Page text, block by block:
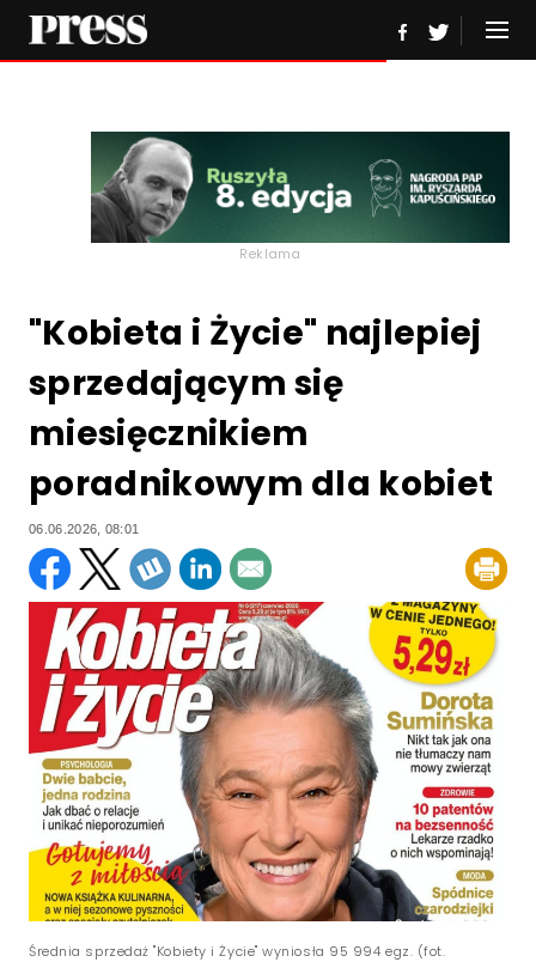
Reklama
"Kobieta i Życie" najlepiej
sprzedającym się
miesięcznikiem
poradnikowym dla kobiet
06.06.2026, 08:01
Średnia sprzedaż "Kobiety i Życie" wyniosła 95 994 egz. (fot.